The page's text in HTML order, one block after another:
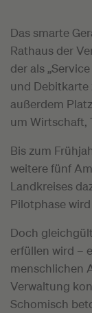
Das smarte
Rathaus der
der als
und Debitkarte
außerdem
um Wirtschaft,
Bis zum
weitere fünf
Landkreises
Pilotphase
Doch
erfüllen wird –
menschlichen
Verwaltung
Schomisch